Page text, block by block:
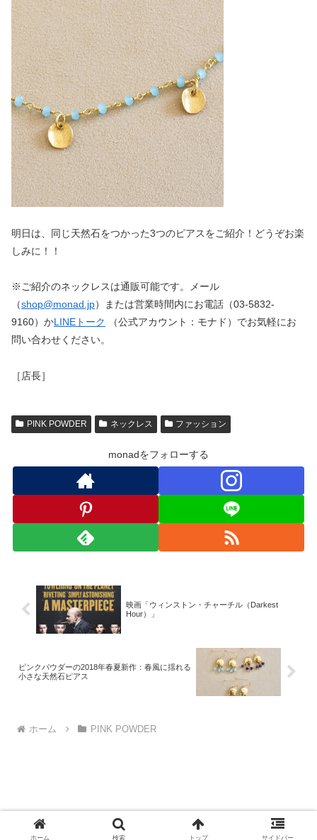
明日は、同じ天然石をつかった3つのピアスをご紹介！どうぞお楽
しみに！！
※ご紹介のネックレスは通販可能です。メール
（shop@monad.jp）または営業時間内にお電話（03-5832-
9160）かLINEトーク
（公式アカウント：モナド）でお気軽にお
問い合わせください。
［店長］
PINK POWDER ネックレス ファッション
monadをフォローする
映画「ウィンストン・チャーチル（Darkest
Hour）」
ピンクパウダーの2018年春夏新作：春風に揺れる
小さな天然石ピアス
ホーム PINK POWDER
© 2008-2026 monad.
ホーム 検索 トップ サイドバー